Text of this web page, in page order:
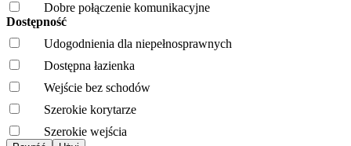
Dobre połączenie komunikacyjne
Dostępność
Udogodnienia dla niepełnosprawnych
Dostępna łazienka
Wejście bez schodów
Szerokie korytarze
Szerokie wejścia